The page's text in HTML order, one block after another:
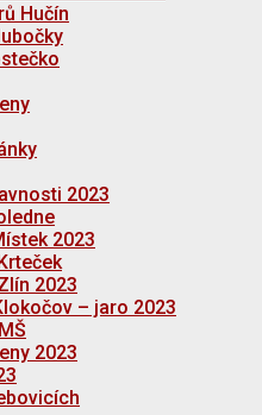
Hučín
2023
2023
2023
– jaro 2023
2023